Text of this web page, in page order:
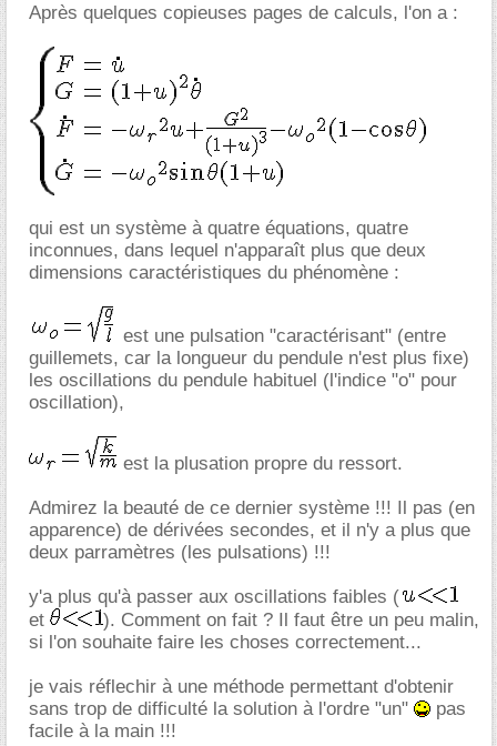
Après quelques copieuses pages de calculs, l'on a :
qui est un système à quatre équations, quatre
inconnues, dans lequel n'apparaît plus que deux
dimensions caractéristiques du phénomène :
est une pulsation "caractérisant" (entre
guillemets, car la longueur du pendule n'est plus fixe)
les oscillations du pendule habituel (l'indice "o" pour
oscillation),
est la plusation propre du ressort.
Admirez la beauté de ce dernier système !!! Il pas (en
apparence) de dérivées secondes, et il n'y a plus que
deux parramètres (les pulsations) !!!
y'a plus qu'à passer aux oscillations faibles (
et
). Comment on fait ? Il faut être un peu malin,
si l'on souhaite faire les choses correctement...
je vais réflechir à une méthode permettant d'obtenir
sans trop de difficulté la solution à l'ordre "un"
pas
facile à la main !!!